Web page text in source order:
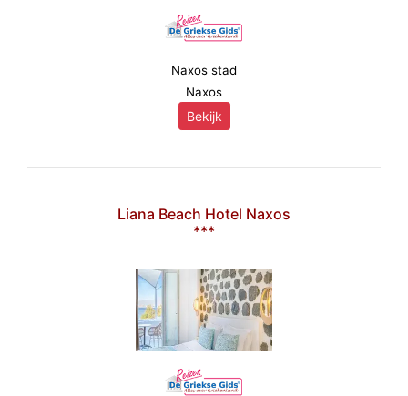
Naxos stad
Naxos
Bekijk
Liana Beach Hotel Naxos
***